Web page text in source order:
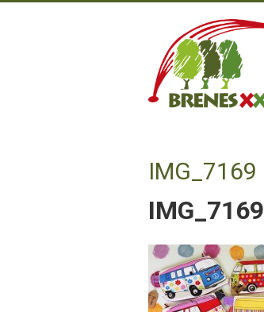
IMG_7169
IMG_7169